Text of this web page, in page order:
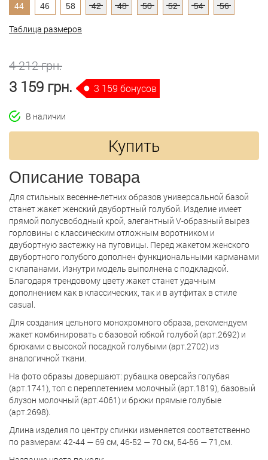
44 46 58 42 48 50 52 54 56
Таблица размеров
4 212 грн.
3 159 грн. 3 159 бонусов
В наличии
Купить
Описание товара
Для стильных весенне-летних образов универсальной базой
станет жакет женский двубортный голубой. Изделие имеет
прямой полусвободный крой, элегантный V-образный вырез
горловины с классическим отложным воротником и
двубортную застежку на пуговицы. Перед жакетом женского
двубортного голубого дополнен функциональными карманами
с клапанами. Изнутри модель выполнена с подкладкой.
Благодаря трендовому цвету жакет станет удачным
дополнением как в классических, так и в аутфитах в стиле
casual.
Для создания цельного монохромного образа, рекомендуем
жакет комбинировать с базовой юбкой голубой (арт.2692) и
брюками с высокой посадкой голубыми (арт.2702) из
аналогичной ткани.
На фото образы довершают: рубашка оверсайз голубая
(арт.1741), топ с переплетением молочный (арт.1819), базовый
блузон молочный (арт.4061) и брюки прямые голубые
(арт.2698).
Длина изделия по центру спинки изменяется соответственно
по размерам: 42-44 — 69 см, 46-52 — 70 см, 54-56 — 71,см.